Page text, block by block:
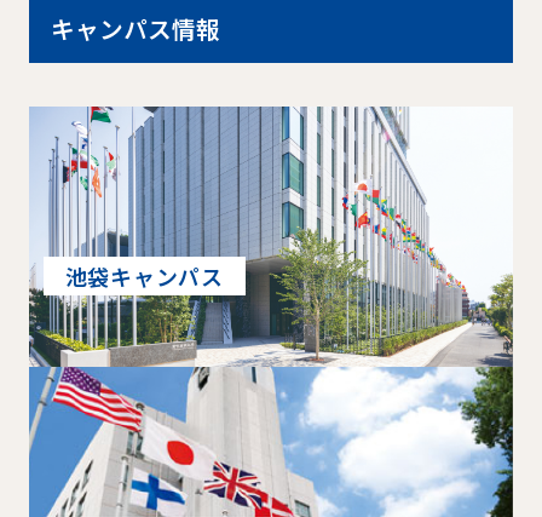
キャンパス情報
池袋キャンパス